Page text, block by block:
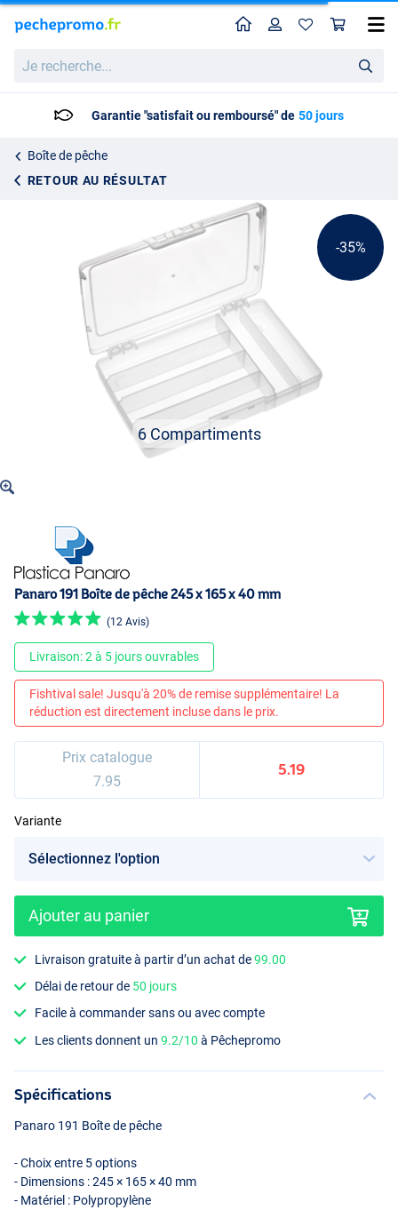
recherche...
HomeProfil
Garantie "satisfait ou remboursé" de 50 jours
Boîte de pêche
RETOUR AU RÉSULTAT
Panaro 191 Boîte de pêche 245 x 165 x 40 mm
6 Compartiments
1 Compartiment
-35%
Panaro 191 Boîte de pêche 245 x 165 x 40 mm
(12 Avis)
Livraison: 2 à 5 jours ouvrables
Fishtival sale! Jusqu'à 20% de remise supplémentaire! La
réduction est directement incluse dans le prix.
Prix catalogue
7.95
5.19
Variante
Ajouter au panier
Livraison gratuite à partir d’un achat de99.00
Délai de retour de 50 jours
Facile à commander sans ou avec compte
Les clients donnent un9.2/10 à Pêchepromo
Spécifications
Panaro 191 Boîte de pêche
- Choix entre 5 options
- Dimensions : 245 × 165 × 40 mm
- Matériel : Polypropylène